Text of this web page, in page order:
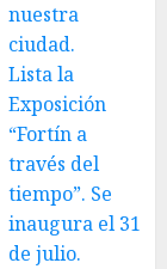
nuestra
ciudad.
Lista la
Exposición
“Fortín a
través del
tiempo”. Se
inaugura el 31
de julio.